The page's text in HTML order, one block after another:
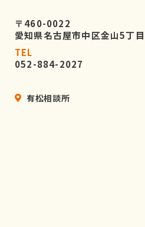
〒460-0022
愛知県名古屋市中区金山5丁
TEL
052-884-2027
有松相談所